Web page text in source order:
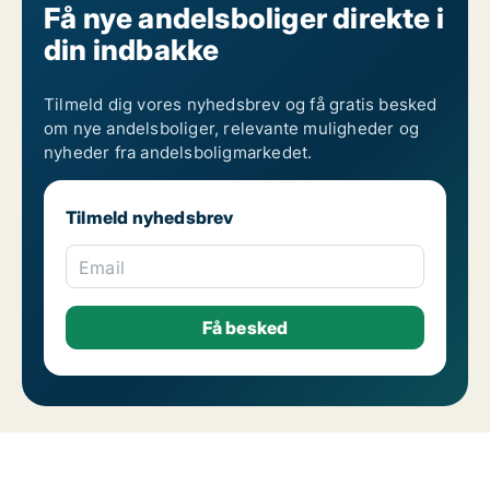
Få nye andelsboliger direkte i
din indbakke
Tilmeld dig vores nyhedsbrev og få gratis besked
om nye andelsboliger, relevante muligheder og
nyheder fra andelsboligmarkedet.
Tilmeld nyhedsbrev
Email